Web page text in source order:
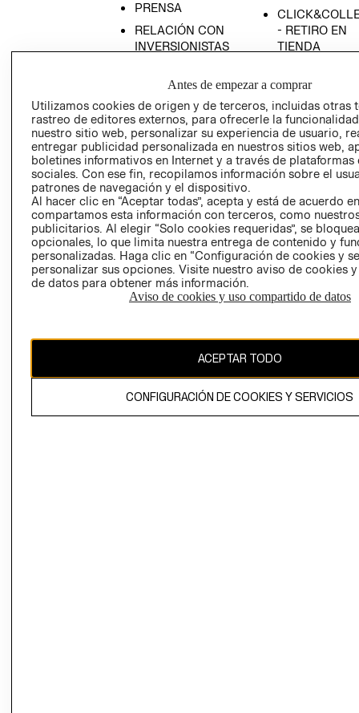
PRENSA
RELACIÓN CON
INVERSIONISTAS
EMPRESARIAL
- RETIRO EN
TIENDA
CONDICIONES
AVISO DE
PRIVACIDAD
GIFT CARD
AVISO DE
El contenido de esta página web está protegido por copyright y es
Antes de empezar a comprar
Utilizamos cookies de origen y de terceros, incluidas otras
rastreo de editores externos, para ofrecerle la
nuestro sitio web, personalizar su experiencia de usuario,
entregar publicidad personalizada en nuestros sitios web,
boletines informativos en Internet y a través de plataformas
sociales. Con ese fin, recopilamos información sobre el
patrones de navegación y el dispositivo.
Al hacer clic en “Aceptar todas”, acepta y está de acuerdo
compartamos esta información con terceros, como
publicitarios. Al elegir “Solo cookies requeridas”, se
opcionales, lo que limita nuestra entrega de contenido y
personalizadas. Haga clic en “Configuración de cookies y
personalizar sus opciones. Visite nuestro aviso de cookies
de datos para obtener más información.
Aviso de cookies y uso compartido de datos
ACEPTAR TODO
CONFIGURACIÓN DE COOKIES Y SERVICIOS